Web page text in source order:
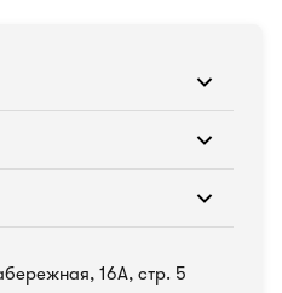
16А, стр. 5